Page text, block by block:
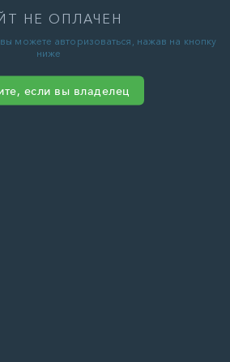
НЕ ОПЛАЧЕН
можете авторизоваться, нажав на кнопку
ниже
если вы владелец